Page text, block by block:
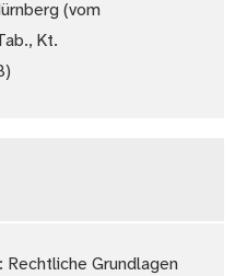
(vom
Kt.
Grundlagen